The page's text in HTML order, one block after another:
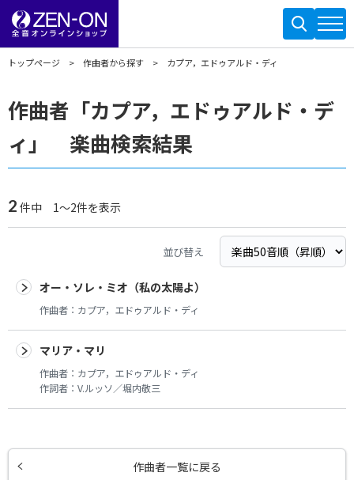
トップページ 作曲者から探す カプア，エドゥアルド・ディ
作曲者「カプア，エドゥアルド・デ
ィ」 楽曲検索結果
2 件中 1～2件を表示
並び替え
オー・ソレ・ミオ（私の太陽よ）
作曲者： カプア，エドゥアルド・ディ
マリア・マリ
作曲者： カプア，エドゥアルド・ディ
作詞者： V.ルッソ／堀内敬三
作曲者一覧に戻る